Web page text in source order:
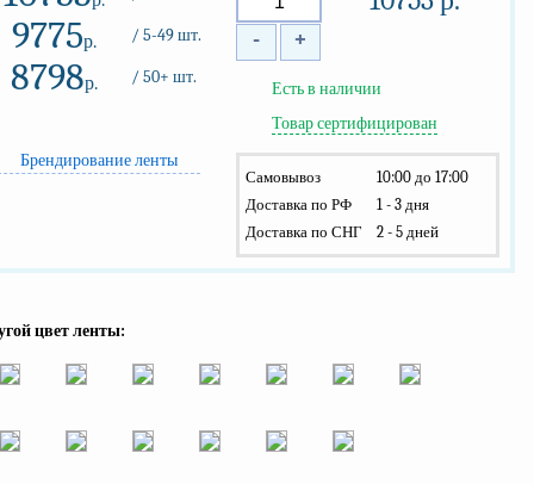
9775р. / 5-49 шт.
8798р. / 50+ шт.
Брендирование ленты
- +
Есть в наличии
Товар сертифицирован
Самовывоз
10:00 до 17:00
Доставка по РФ
1 - 3 дня
Доставка по СНГ
2 - 5 дней
цвет ленты: